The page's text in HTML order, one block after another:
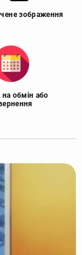
зображення
на обмін або